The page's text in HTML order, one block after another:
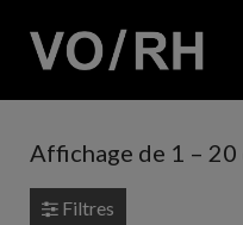
Affichage de 1 – 20
Filtres